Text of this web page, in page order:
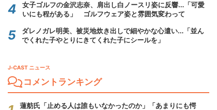
女子ゴルフの金沢志奈、肩出し白ノースリ姿に反響...「可愛
いにも程がある」 ゴルフウェア姿と雰囲気変わって
ダレノガレ明美、被災地炊き出しで細やかな心遣い...「並ん
でくれた子やとりにきてくれた子にシールを」
J-CAST ニュース
コメントランキング
蓮舫氏「止める人は誰もいなかったのか」「あまりにも愕